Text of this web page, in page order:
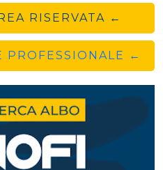
RISERVATA ←
PROFESSIONALE ←